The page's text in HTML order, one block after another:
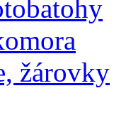
žárovky